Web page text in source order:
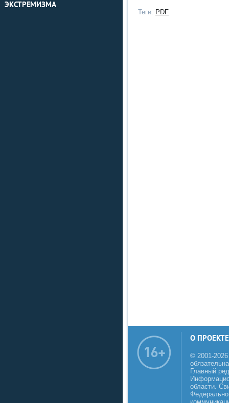
ЭКСТРЕМИЗМА
Теги: PDF
О ПРОЕКТЕ
© 2001-
Главный
области.